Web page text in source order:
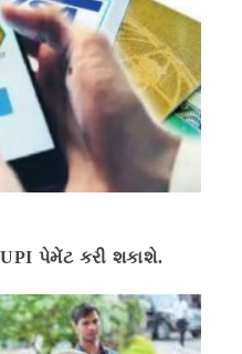
પેમેંટ કરી શકાશે.